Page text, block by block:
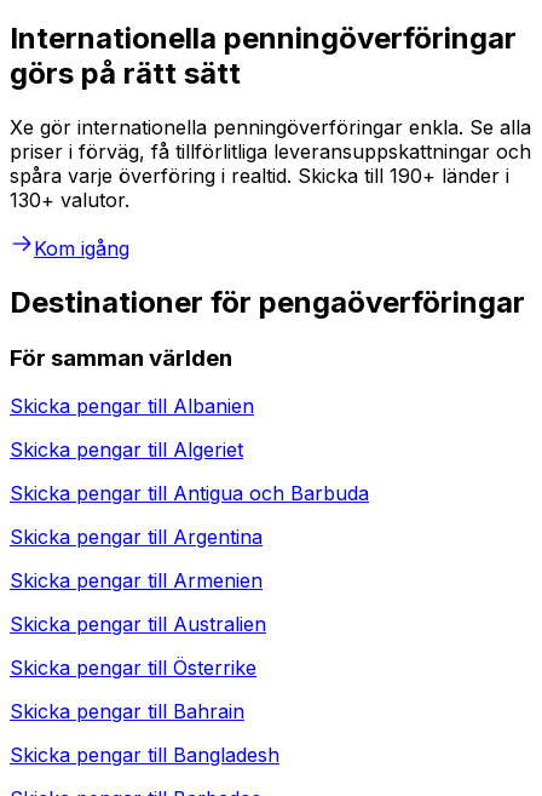
Internationella penningöverföringar
görs på rätt sätt
Xe gör internationella penningöverföringar enkla. Se alla
priser i förväg, få tillförlitliga leveransuppskattningar och
spåra varje överföring i realtid. Skicka till 190+ länder i
130+ valutor.
Kom igång
Destinationer för pengaöverföringar
För samman världen
Skicka pengar till Albanien
Skicka pengar till Algeriet
Skicka pengar till Antigua och Barbuda
Skicka pengar till Argentina
Skicka pengar till Armenien
Skicka pengar till Australien
Skicka pengar till Österrike
Skicka pengar till Bahrain
Skicka pengar till Bangladesh